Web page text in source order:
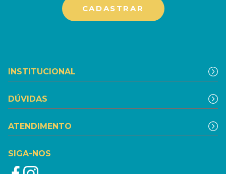
INSTITUCIONAL
DÚVIDAS
ATENDIMENTO
SIGA-NOS